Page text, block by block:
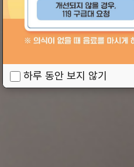
하루 동안 보지 않기